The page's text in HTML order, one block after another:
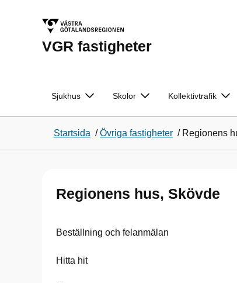
VGR fastigheter
Sjukhus Skolor Kollektivtrafik
Startsida /Övriga fastigheter / Regionens
Regionens hus, Skövde
Beställning och felanmälan
Hitta hit